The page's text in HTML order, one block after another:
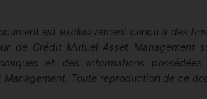
est exclusivement conçu à des
de Crédit Mutuel Asset Management
et des informations
Management. Toute reproduction de ce